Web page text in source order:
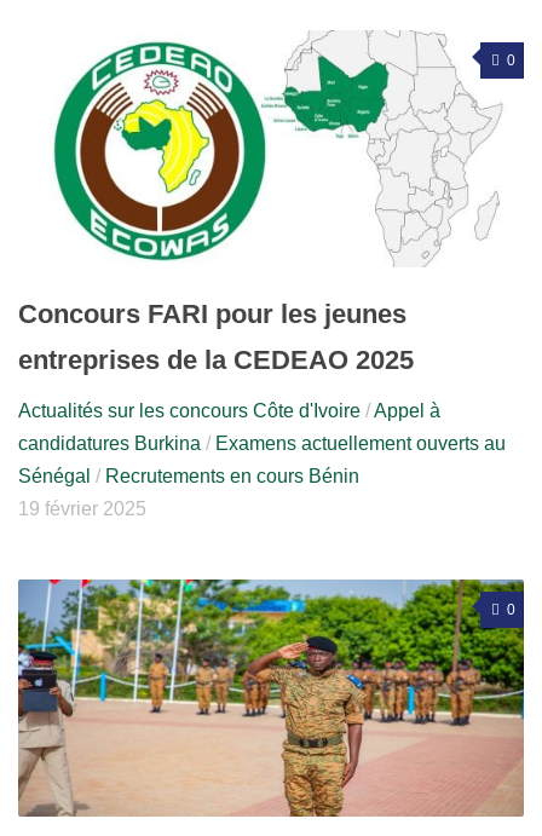
0
Concours FARI pour les jeunes
entreprises de la CEDEAO 2025
Actualités sur les concours Côte d'Ivoire /Appel à
candidatures Burkina / Examens actuellement ouverts au
Sénégal / Recrutements en cours Bénin
19 février 2025
0